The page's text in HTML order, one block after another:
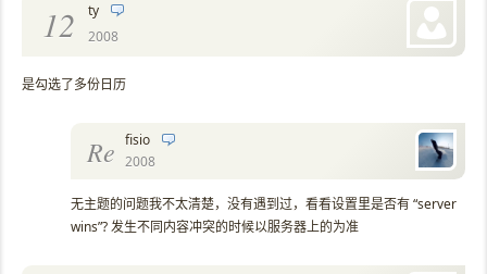
12
ty
2008
是勾选了多份日历
Re fisio
2008
无主题的问题我不太清楚，没有遇到过，看看设置里是否有 “server
wins”? 发生不同内容冲突的时候以服务器上的为准